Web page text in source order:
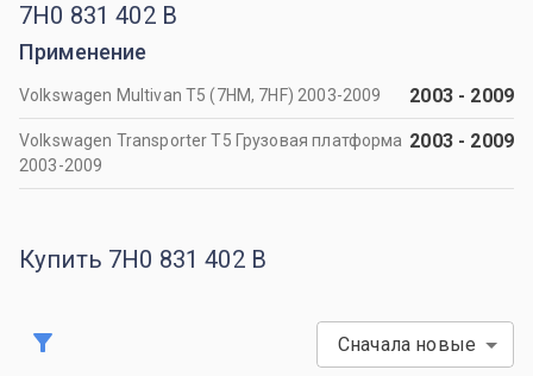
7H0 831 402 B
Применение
Volkswagen Multivan T5 (7HM, 7HF) 2003-2009 2003- 2009
Volkswagen Transporter T5 Грузовая платформа
2003-2009
2003- 2009
Купить 7H0 831 402 B
Сначала новые